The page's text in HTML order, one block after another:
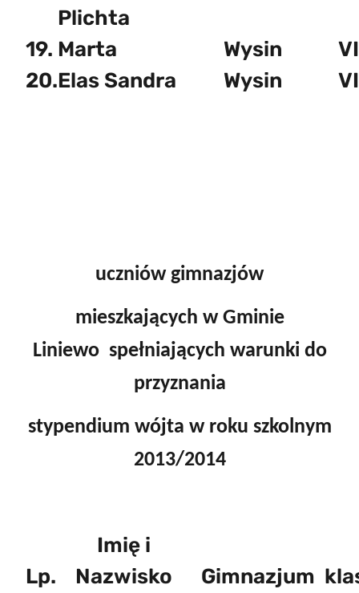
19.
Plichta
Marta
Wysin
VI
20.Elas Sandra Wysin VI
uczniów gimnazjów
mieszkających w Gminie
Liniewo spełniających warunki do
przyznania
stypendium wójta w roku szkolnym
2013/2014
Lp.
Imię i
Nazwisko
Gimnazjum